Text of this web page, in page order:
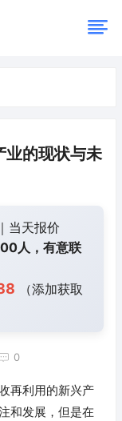
业的现状与未
当天报价
人，有意联
（添加获取
0
再利用的新兴产
和发展，但是在